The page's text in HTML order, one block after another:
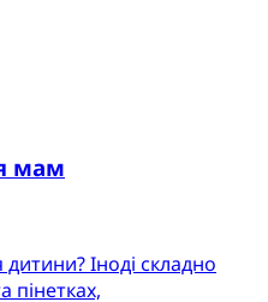
мам
Іноді складно
пінетках,